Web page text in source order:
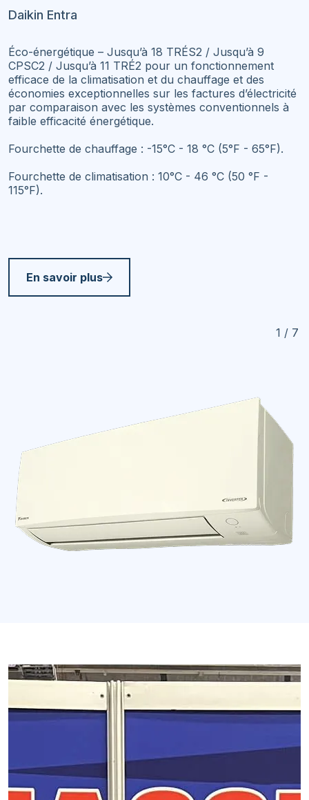
Daikin Entra
Éco-énergétique – Jusqu’à 18 TRÉS2 / Jusqu’à 9
CPSC2 / Jusqu’à 11 TRÉ2 pour un fonctionnement
efficace de la climatisation et du chauffage et des
économies exceptionnelles sur les factures d’électricité
par comparaison avec les systèmes conventionnels à
faible efficacité énergétique.
Fourchette de chauffage : -15°C - 18 °C (5°F - 65°F).
Fourchette de climatisation : 10°C - 46 °C (50 °F -
115°F).
En savoir plus
1 / 7